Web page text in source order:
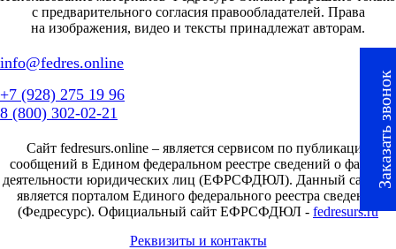
с предварительного согласия правообладателей. Права
на изображения, видео и тексты принадлежат авторам.
info@fedres.online
+7 (928) 275 19 96
8 (800) 302-02-21
Сайт fedresurs.online – является сервисом по публикации
сообщений в Едином федеральном реестре сведений о фактах
деятельности юридических лиц (ЕФРСФДЮЛ). Данный сайт не
является порталом Единого федерального реестра сведений
(Федресурс). Официальный сайт ЕФРСФДЮЛ - fedresurs.ru
Реквизиты и контакты
Заказать звонок